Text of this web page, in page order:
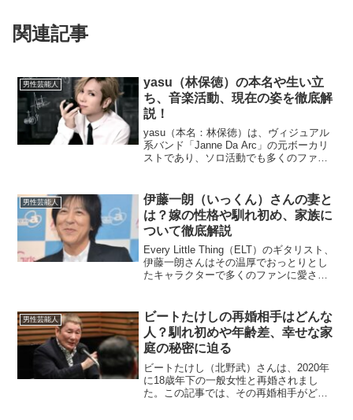
関連記事
男性芸能人
yasu（林保徳）の本名や生い立
ち、音楽活動、現在の姿を徹底解
説！
yasu（本名：林保徳）は、ヴィジュアル
系バンド「Janne Da Arc」の元ボーカリ
ストであり、ソロ活動でも多くのファン
や音楽活動、現在の状況、さらに趣味や
影響を受...
男性芸能人
伊藤一朗（いっくん）さんの妻と
は？嫁の性格や馴れ初め、家族に
ついて徹底解説
Every Little Thing（ELT）のギタリスト、
伊藤一朗さんはその温厚でおっとりとし
たキャラクターで多くのファンに愛され
活については謎に包まれています。今回
は...
男性芸能人
ビートたけしの再婚相手はどんな
人？馴れ初めや年齢差、幸せな家
庭の秘密に迫る
ビートたけし（北野武）さんは、2020年
に18歳年下の一般女性と再婚されまし
た。この記事では、その再婚相手がどん